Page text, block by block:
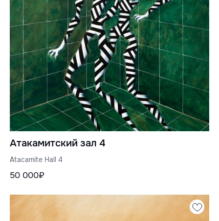
Атакамитский зал 4
Atacamite Hall 4
50 000₽